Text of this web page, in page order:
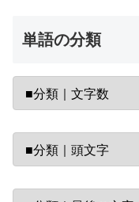
単語の分類